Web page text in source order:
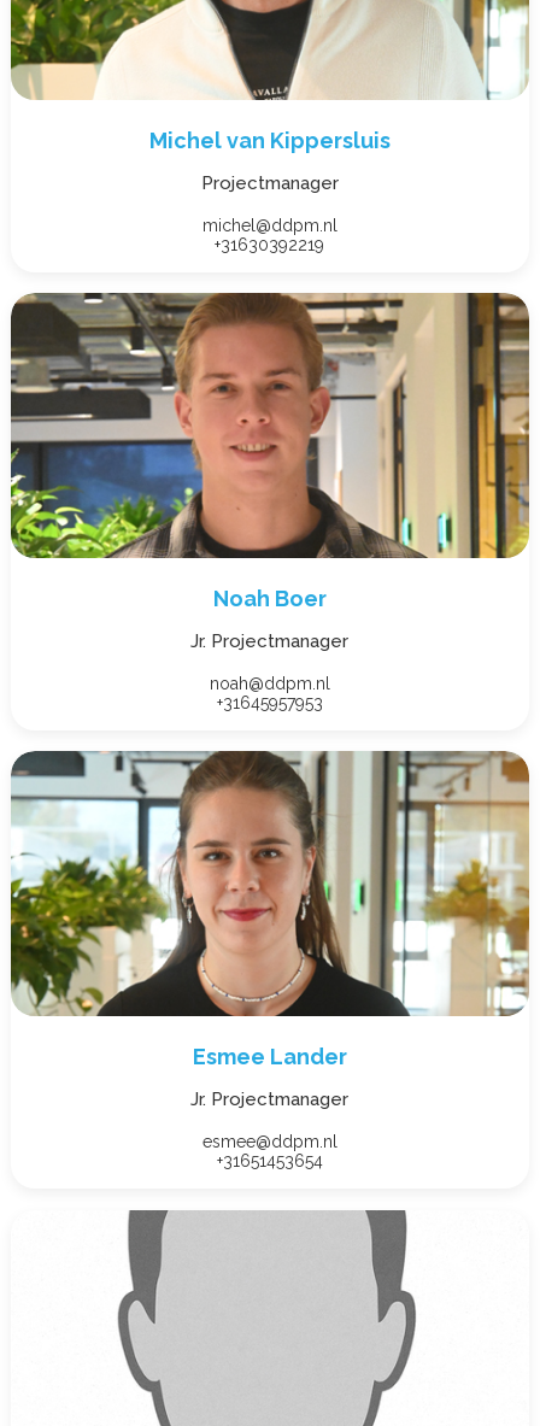
Michel van Kippersluis
Projectmanager
michel@ddpm.nl
+31630392219
Noah Boer
Jr. Projectmanager
noah@ddpm.nl
+31645957953
Esmee Lander
Jr. Projectmanager
esmee@ddpm.nl
+31651453654